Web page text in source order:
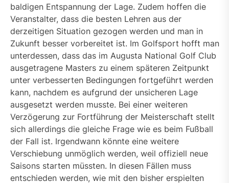
baldigen Entspannung der Lage. Zudem hoffen die
Veranstalter, dass die besten Lehren aus der
derzeitigen Situation gezogen werden und man in
Zukunft besser vorbereitet ist. Im Golfsport hofft man
unterdessen, dass das im Augusta National Golf Club
ausgetragene Masters zu einem späteren Zeitpunkt
unter verbesserten Bedingungen fortgeführt werden
kann, nachdem es aufgrund der unsicheren Lage
ausgesetzt werden musste. Bei einer weiteren
Verzögerung zur Fortführung der Meisterschaft stellt
sich allerdings die gleiche Frage wie es beim Fußball
der Fall ist. Irgendwann könnte eine weitere
Verschiebung unmöglich werden, weil offiziell neue
Saisons starten müssten. In diesen Fällen muss
entschieden werden, wie mit den bisher erspielten